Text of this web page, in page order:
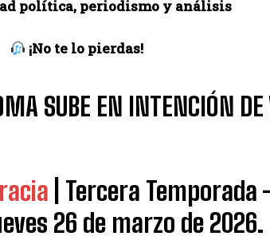
política, periodismo y análisis
¡No te lo pierdas!
SUBE EN INTENCIÓN DE
| Tercera Temporada
26 de marzo de 2026.